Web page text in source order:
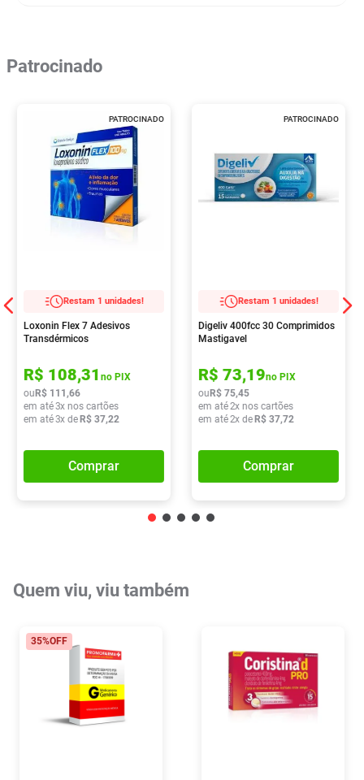
Patrocinado
PATROCINADO
Restam 1 unidades!
Loxonin Flex 7 Adesivos
Transdérmicos
R$ 108,31 no PIX
ou R$ 111 ,66
em até3x nos cartões
em até3x de R$ 37,22
Comprar
PATROCINADO
Restam 1 unidades!
Digeliv 400fcc 30 Comprimidos
Mastigavel
R$ 73,19no PIX
ou R$ 75,45
em até2x nos cartões
em até2x de R$ 37,72
Comprar
Quem viu, viu também
35%OFF